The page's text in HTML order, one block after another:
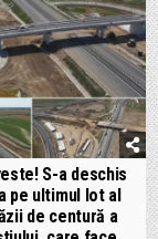
S-a deschis
pe ultimul lot al
de centură a